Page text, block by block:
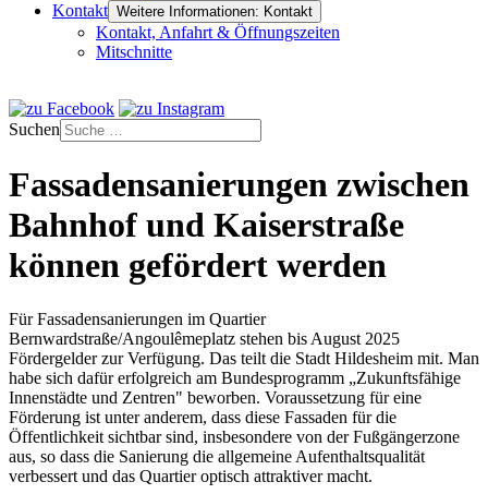
Kontakt Weitere Informationen: Kontakt
Kontakt, Anfahrt & Öffnungszeiten
Mitschnitte
Suchen
Fassadensanierungen zwischen
Bahnhof und Kaiserstraße
können gefördert werden
Für Fassadensanierungen im Quartier
Bernwardstraße/Angoulêmeplatz stehen bis August 2025
Fördergelder zur Verfügung. Das teilt die Stadt Hildesheim mit. Man
habe sich dafür erfolgreich am Bundesprogramm „Zukunftsfähige
Innenstädte und Zentren" beworben. Voraussetzung für eine
Förderung ist unter anderem, dass diese Fassaden für die
Öffentlichkeit sichtbar sind, insbesondere von der Fußgängerzone
aus, so dass die Sanierung die allgemeine Aufenthaltsqualität
verbessert und das Quartier optisch attraktiver macht.